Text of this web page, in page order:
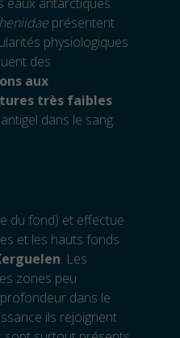
présentent
physiologiques
des
aux
très faibles
dans le sang.
du fond) et effectue
et les hauts fonds
. Les
zones peu
dans le
ils rejoignent